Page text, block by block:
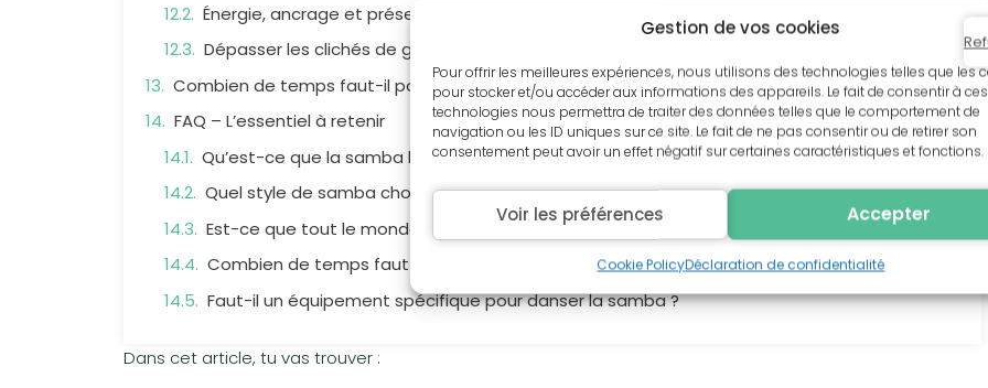
Gestion de vos cookies
Pour offrir les meilleures expériences, nous utilisons des technologies telles que les
pour stocker et/ou accéder aux informations des appareils. Le fait de consentir à ces
technologies nous permettra de traiter des données telles que le comportement de
navigation ou les ID uniques sur ce site. Le fait de ne pas consentir ou de retirer son
consentement peut avoir un effet négatif sur certaines caractéristiques et fonctions.
Accepter
Voir les préférences
Cookie PolicyDéclaration de confidentialité
Énergie, ancrage et présence masculine
Dépasser les clichés de genre en samba
Combien de temps faut-il pour bien danser la samba brésilienne ?
FAQ – L’essentiel à retenir
Qu’est-ce que la samba brésilienne exactement ?
Quel style de samba choisir quand on débute ?
Est-ce que tout le monde peut apprendre à danser la samba ?
Combien de temps faut-il pour se sentir à l’aise en samba ?
Faut-il un équipement spécifique pour danser la samba ?
Dans cet article, tu vas trouver :